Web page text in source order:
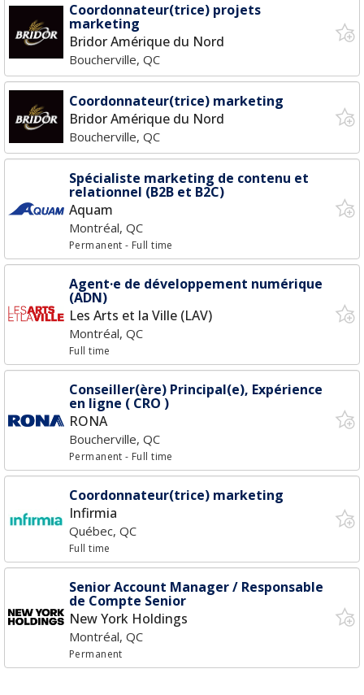
Coordonnateur(trice) projets
marketing
Bridor Amérique du Nord
Boucherville, QC
Coordonnateur(trice) marketing
Bridor Amérique du Nord
Boucherville, QC
Spécialiste marketing de contenu et
relationnel (B2B et B2C)
Aquam
Montréal, QC
Permanent- Full time
Agent·e de développement numérique
(ADN)
Les Arts et la Ville (LAV)
Montréal, QC
Full time
Conseiller(ère) Principal(e), Expérience
en ligne ( CRO )
RONA
Boucherville, QC
Permanent- Full time
Coordonnateur(trice) marketing
Infirmia
Québec, QC
Full time
Senior Account Manager / Responsable
de Compte Senior
New York Holdings
Montréal, QC
Permanent